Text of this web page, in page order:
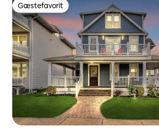
Gæstefavorit
Gæstefavorit